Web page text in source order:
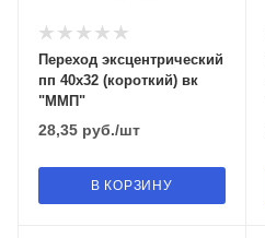
Переход эксцентрический
пп 40х32 (короткий) вк
"ММП"
28,35 руб./шт
В КОРЗИНУ